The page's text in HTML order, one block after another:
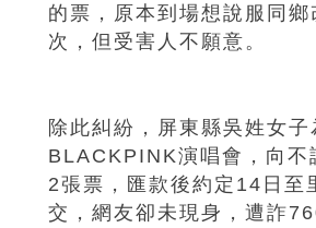
的票，原本到場想說服同
次，但受害人不願意。
除此糾紛，屏東縣吳姓女子
BLACKPINK演唱會，向不
2張票，匯款後約定14日至
交，網友卻未現身，遭詐